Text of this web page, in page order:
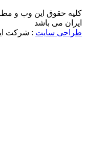
حقوق این وب و
می باشد
سایت: شرکت ایده